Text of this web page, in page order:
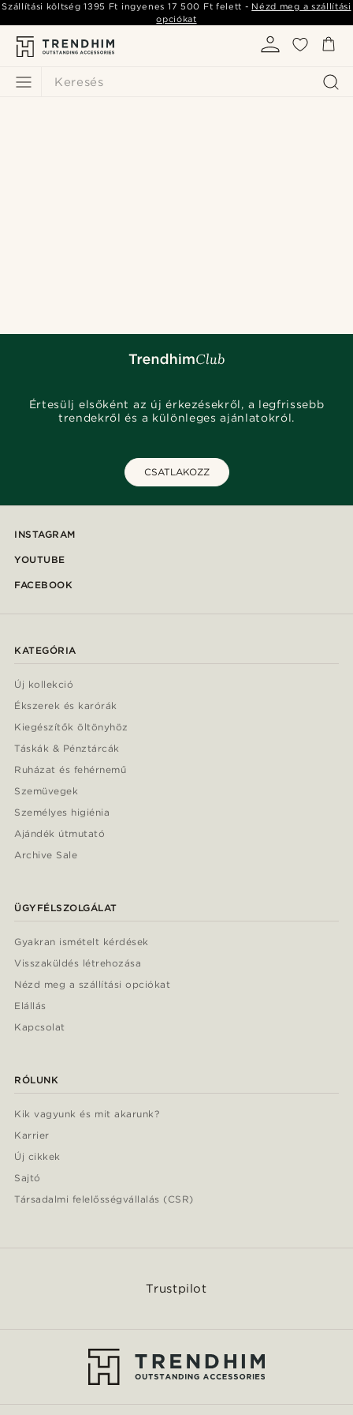
Keresés
Szállítási költség1395 Ft ingyenes 17 500 Ft felett - Nézd meg a szállítási
opciókat
Értesülj elsőként az új érkezésekről, a legfrissebb
trendekről és a különleges ajánlatokról.
CSATLAKOZZ
INSTAGRAM
YOUTUBE
FACEBOOK
KATEGÓRIA
Új kollekció
Ékszerek és karórák
Kiegészítők öltönyhöz
Táskák & Pénztárcák
Ruházat és fehérnemű
Szemüvegek
Személyes higiénia
Ajándék útmutató
Archive Sale
ÜGYFÉLSZOLGÁLAT
Gyakran ismételt kérdések
Visszaküldés létrehozása
Nézd meg a szállítási opciókat
Elállás
Kapcsolat
RÓLUNK
Kik vagyunk és mit akarunk?
Karrier
Új cikkek
Sajtó
Társadalmi felelősségvállalás (CSR)
Trustpilot